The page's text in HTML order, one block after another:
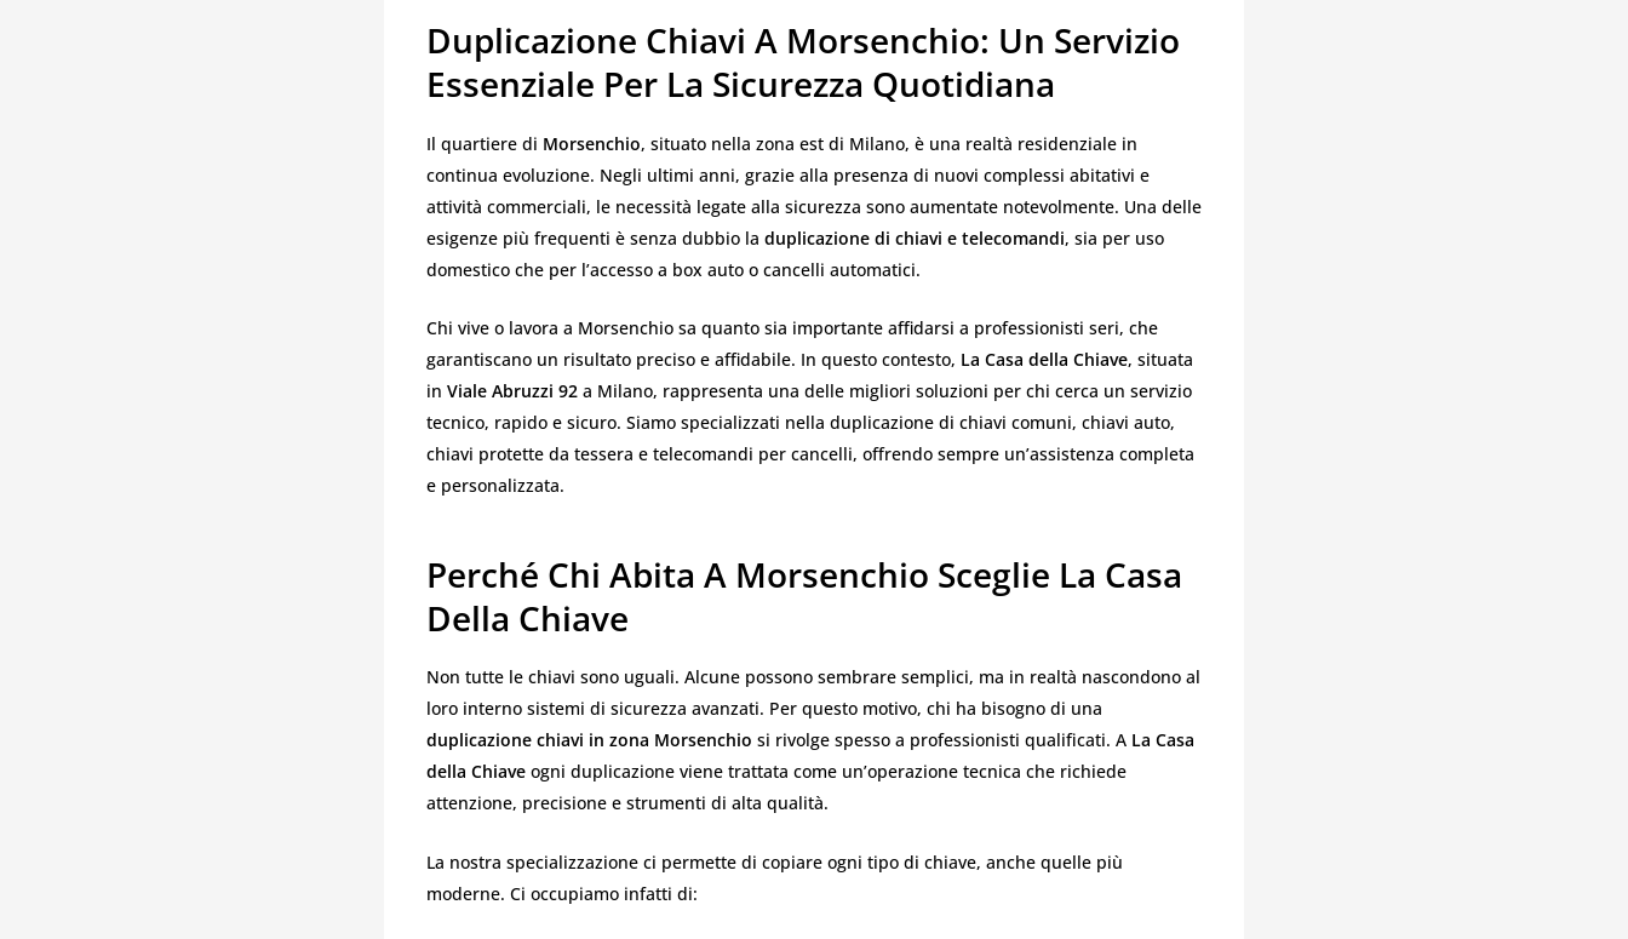
Duplicazione Chiavi A Morsenchio: Un Servizio
Essenziale Per La Sicurezza Quotidiana
Il quartiere di Morsenchio, situato nella zona est di Milano, è una realtà residenziale in
continua evoluzione. Negli ultimi anni, grazie alla presenza di nuovi complessi abitativi e
attività commerciali, le necessità legate alla sicurezza sono aumentate notevolmente. Una delle
esigenze più frequenti è senza dubbio la duplicazione di chiavi e telecomandi, sia per uso
domestico che per l’accesso a box auto o cancelli automatici.
Chi vive o lavora a Morsenchio sa quanto sia importante affidarsi a professionisti seri, che
garantiscano un risultato preciso e affidabile. In questo contesto, La Casa della Chiave, situata
in Viale Abruzzi 92 a Milano, rappresenta una delle migliori soluzioni per chi cerca un servizio
tecnico, rapido e sicuro. Siamo specializzati nella duplicazione di chiavi comuni, chiavi auto,
chiavi protette da tessera e telecomandi per cancelli, offrendo sempre un’assistenza completa
e personalizzata.
Perché Chi Abita A Morsenchio Sceglie La Casa
Della Chiave
Non tutte le chiavi sono uguali. Alcune possono sembrare semplici, ma in realtà nascondono al
loro interno sistemi di sicurezza avanzati. Per questo motivo, chi ha bisogno di una
duplicazione chiavi in zona Morsenchio si rivolge spesso a professionisti qualificati. A La Casa
della Chiave ogni duplicazione viene trattata come un’operazione tecnica che richiede
attenzione, precisione e strumenti di alta qualità.
La nostra specializzazione ci permette di copiare ogni tipo di chiave, anche quelle più
moderne. Ci occupiamo infatti di: